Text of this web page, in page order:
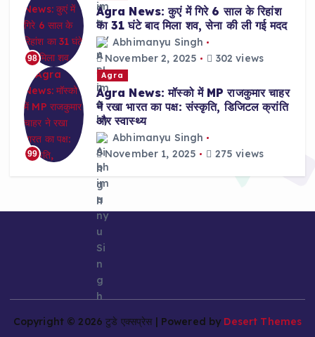
98
Agra News: कुएं में गिरे 6 साल के रिहांश
का 31 घंटे बाद मिला शव, सेना की ली गई मदद
Abhimanyu Singh
November 2, 2025
302 views
99
Agra
Agra News: मॉस्को में MP राजकुमार चाहर
ने रखा भारत का पक्ष: संस्कृति, डिजिटल क्रांति
और स्वास्थ्य
Abhimanyu Singh
November 1, 2025
275 views
Copyright © 2026 टुडे एक्सप्रेस | Powered by Desert Themes